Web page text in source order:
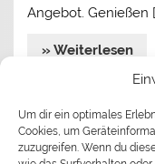
Um dir ein optimales
Cookies, um
zuzugreifen. Wenn du
Angebot. Genießen
» Weiterlesen
Begrüßen durfte